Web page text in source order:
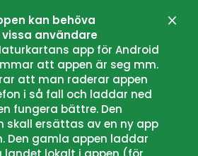
kan behöva
användare
app för Android
att appen är seg mm.
att man raderar appen
i så fall och laddar ned
fungera bättre. Den
skall ersättas av en ny app
Den gamla appen laddar
Close